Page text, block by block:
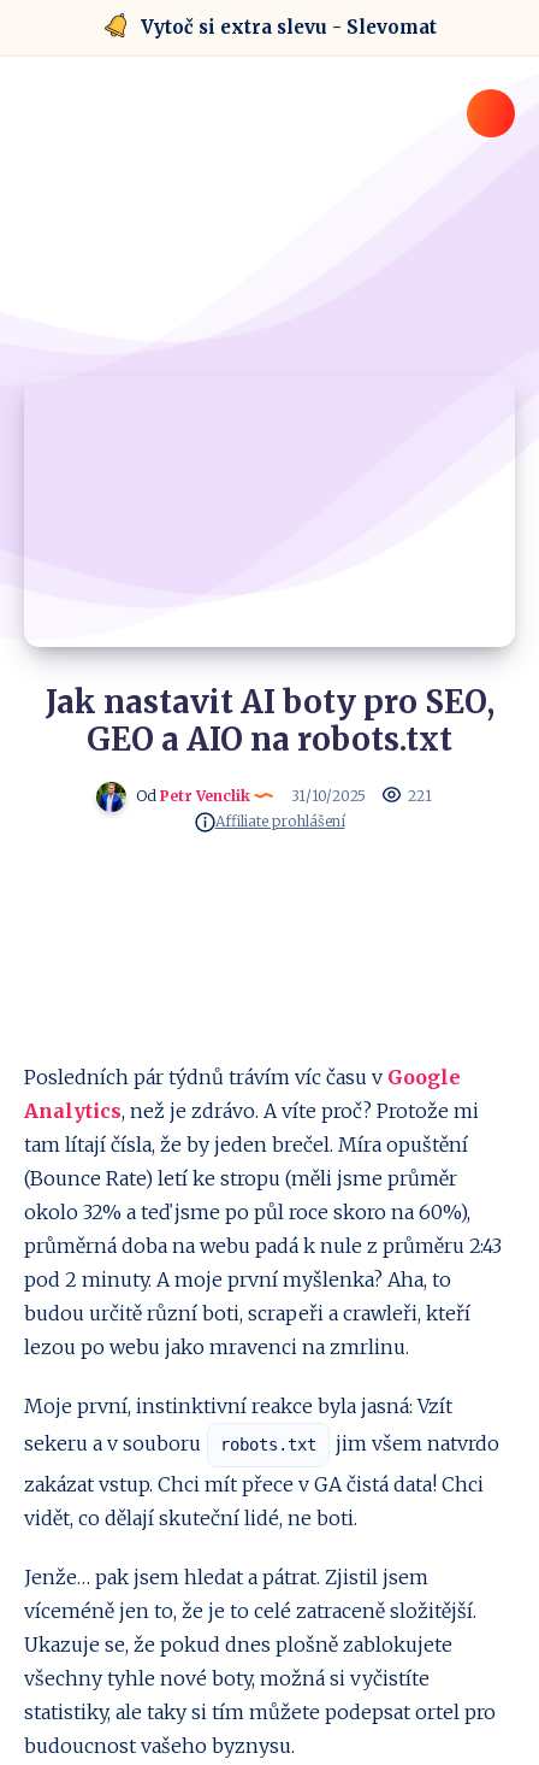
Vytoč si extra slevu - Slevomat
Jak nastavit AI boty pro SEO,
GEO a AIO na robots.txt
Od Petr Venclik 31/10/2025
221
Affiliate prohlášení
Posledních pár týdnů trávím víc času v Google
Analytics, než je zdrávo. A víte proč? Protože mi
tam lítají čísla, že by jeden brečel. Míra opuštění
(Bounce Rate) letí ke stropu (měli jsme průměr
okolo 32% a teď jsme po půl roce skoro na 60%),
průměrná doba na webu padá k nule z průměru 2:43
pod 2 minuty. A moje první myšlenka? Aha, to
budou určitě různí boti, scrapeři a crawleři, kteří
lezou po webu jako mravenci na zmrlinu.
Moje první, instinktivní reakce byla jasná: Vzít
sekeru a v souboru
robots.txt
jim všem natvrdo
zakázat vstup. Chci mít přece v GA čistá data! Chci
vidět, co dělají skuteční lidé, ne boti.
Jenže… pak jsem hledat a pátrat. Zjistil jsem
víceméně jen to, že je to celé zatraceně složitější.
Ukazuje se, že pokud dnes plošně zablokujete
všechny tyhle nové boty, možná si vyčistíte
statistiky, ale taky si tím můžete podepsat ortel pro
budoucnost vašeho byznysu.